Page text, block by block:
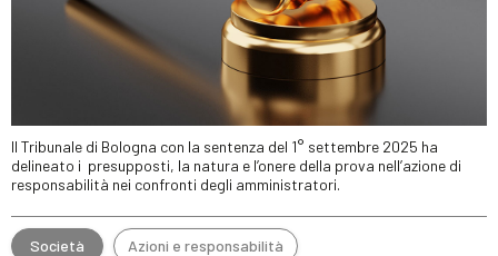
Il Tribunale di Bologna con la sentenza del 1° settembre 2025 ha
delineato i presupposti, la natura e l’onere della prova nell’azione di
responsabilità nei confronti degli amministratori.
Società Azioni e responsabilità